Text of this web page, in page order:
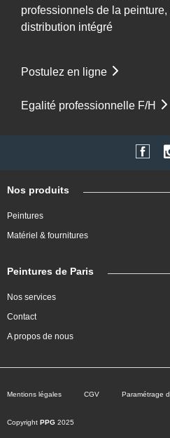
professionnels de la
distribution intégré
Postulez en ligne
Egalité professionnelle F/H
Nos produits
Peintures
Matériel & fournitures
Peintures de Paris
Nos services
Contact
A propos de nous
Mentions légales CGV Paramétrage
Copyright PPG 2025